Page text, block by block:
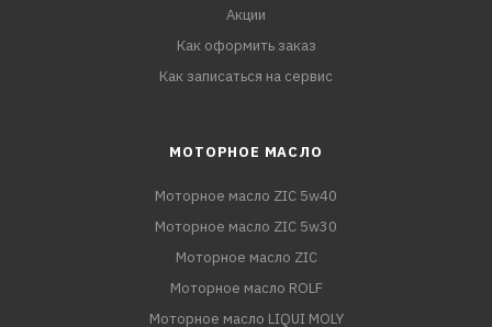
Акции
Как оформить заказ
Как записаться на сервис
МОТОРНОЕ МАСЛО
Моторное масло ZIC 5w40
Моторное масло ZIC 5w30
Моторное масло ZIC
Моторное масло ROLF
Моторное масло LIQUI MOLY